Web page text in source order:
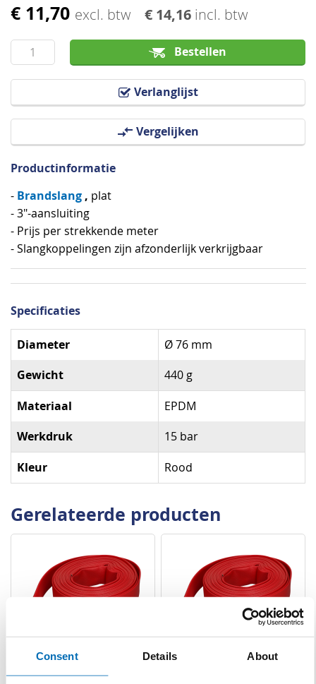
Consent Details About
€ 11,70 excl. btw € 14,16 incl. btw
Bestellen
Verlanglijst
Vergelijken
Ga
het
begin
van
Productinformatie
- Brandslang , plat
- 3"-aansluiting
- Prijs per strekkende meter
- Slangkoppelingen zijn afzonderlijk verkrijgbaar
Specificaties
Specificaties
Diameter Ø 76 mm
Gewicht 440 g
Materiaal EPDM
Werkdruk 15 bar
Kleur Rood
Gerelateerde producten